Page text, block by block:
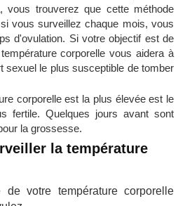
vous trouverez que cette méthode
vous surveillez chaque mois, vous
d'ovulation. Si votre objectif est de
corporelle vous aidera à
sexuel le plus susceptible de tomber
corporelle est la plus élevée est le
fertile. Quelques jours avant sont
la grossesse.
la température